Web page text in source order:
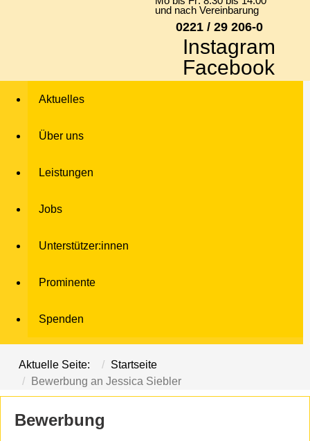
und nach Vereinbarung
0221 / 29 206-0
Instagram
Facebook
Aktuelles
Über uns
Leistungen
Jobs
Unterstützer:innen
Prominente
Spenden
Aktuelle Seite:
Startseite
Bewerbung an Jessica Siebler
Bewerbung